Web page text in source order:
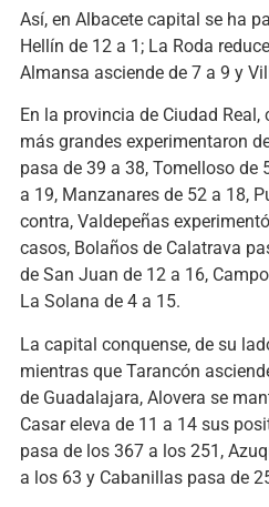
Así, en Albacete capital se ha
Hellín de 12 a 1; La Roda
Almansa asciende de 7 a 9 y
En la provincia de Ciudad
más grandes experimentaron
pasa de 39 a 38, Tomelloso de
a 19, Manzanares de 52 a 18,
contra, Valdepeñas
casos, Bolaños de Calatrava
de San Juan de 12 a 16,
La Solana de 4 a 15.
La capital conquense, de su
mientras que Tarancón
de Guadalajara, Alovera se
Casar eleva de 11 a 14 sus
pasa de los 367 a los 251,
a los 63 y Cabanillas pasa de